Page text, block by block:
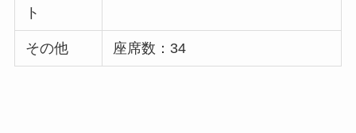
ト
その他 座席数：34